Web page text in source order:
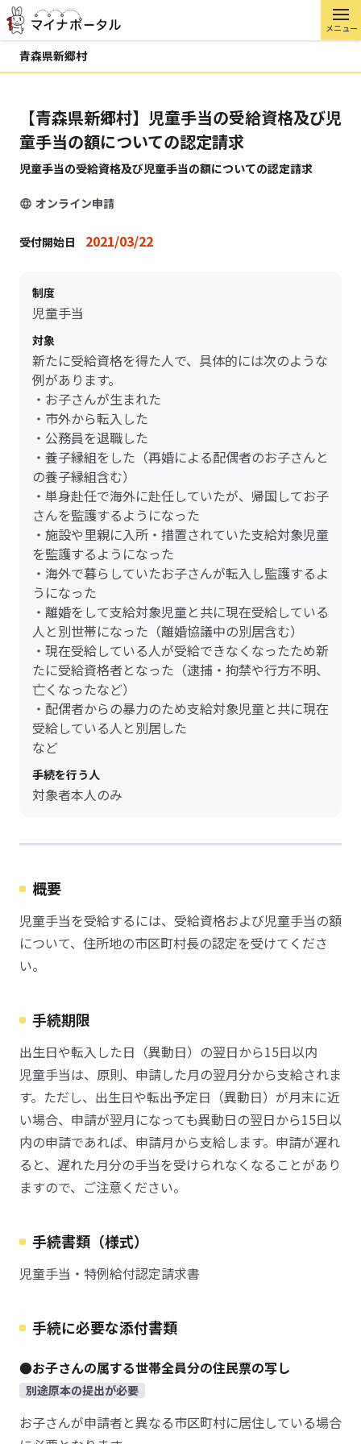
メニュー
青森県新郷村
【青森県新郷村】児童手当の受給資格及び児
童手当の額についての認定請求
児童手当の受給資格及び児童手当の額についての認定請求
オンライン申請
受付開始日 2021/03/22
制度
児童手当
対象
新たに受給資格を得た人で、具体的には次のような
例があります。
・お子さんが生まれた
・市外から転入した
・公務員を退職した
・養子縁組をした（再婚による配偶者のお子さんと
の養子縁組含む）
・単身赴任で海外に赴任していたが、帰国してお子
さんを監護するようになった
・施設や里親に入所・措置されていた支給対象児童
を監護するようになった
・海外で暮らしていたお子さんが転入し監護するよ
うになった
・離婚をして支給対象児童と共に現在受給している
人と別世帯になった（離婚協議中の別居含む）
・現在受給している人が受給できなくなったため新
たに受給資格者となった（逮捕・拘禁や行方不明、
亡くなったなど）
・配偶者からの暴力のため支給対象児童と共に現在
受給している人と別居した
など
手続を行う人
対象者本人のみ
概要
児童手当を受給するには、受給資格および児童手当の額
について、住所地の市区町村長の認定を受けてくださ
い。
手続期限
出生日や転入した日（異動日）の翌日から15日以内
児童手当は、原則、申請した月の翌月分から支給されま
す。ただし、出生日や転出予定日（異動日）が月末に近
い場合、申請が翌月になっても異動日の翌日から15日以
内の申請であれば、申請月から支給します。申請が遅れ
ると、遅れた月分の手当を受けられなくなることがあり
ますので、ご注意ください。
手続書類（様式）
児童手当・特例給付認定請求書
手続に必要な添付書類
●お子さんの属する世帯全員分の住民票の写し
別途原本の提出が必要
お子さんが申請者と異なる市区町村に居住している場合